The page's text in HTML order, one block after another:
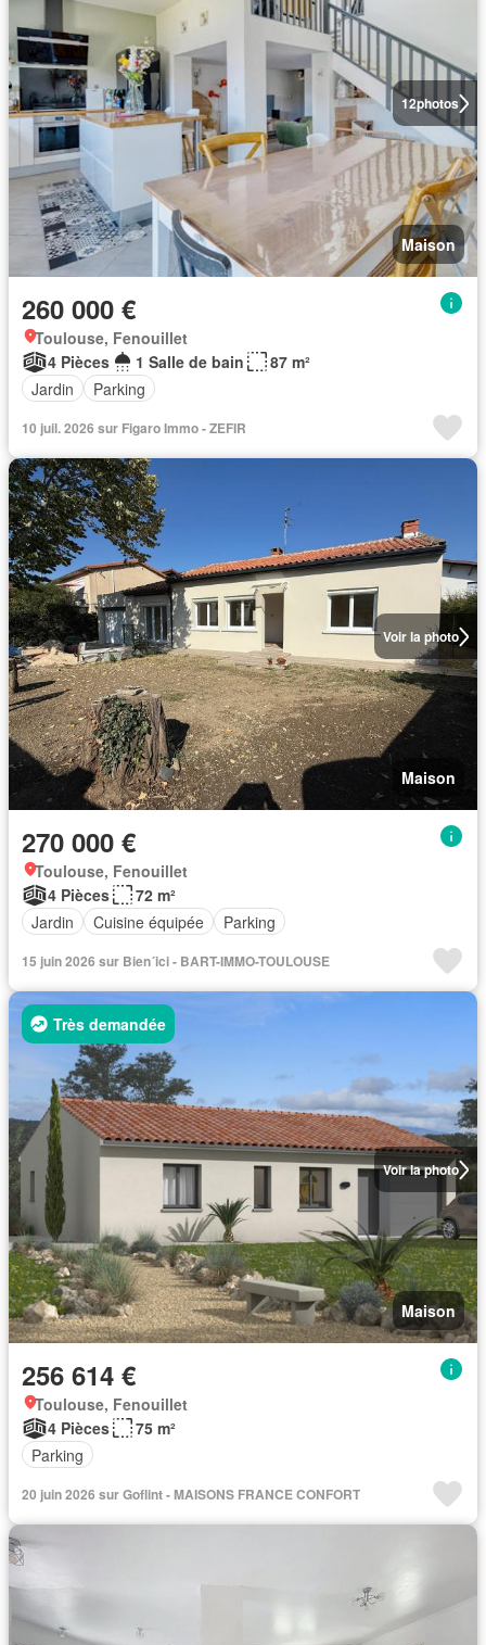
12photos
Maison
260 000 €
Toulouse, Fenouillet
4 Pièces
1 Salle de bain
87 m²
Jardin
Parking
10 juil. 2026 sur Figaro Immo - ZEFIR
Voir la photo
Maison
270 000 €
Toulouse, Fenouillet
4 Pièces
72 m²
Jardin
Cuisine équipée Parking
15 juin 2026 sur Bien´ici - BART-IMMO-TOULOUSE
Voir la photo
Très demandée
Maison
256 614 €
Toulouse, Fenouillet
4 Pièces
75 m²
Parking
20 juin 2026 sur Goflint - MAISONS FRANCE CONFORT